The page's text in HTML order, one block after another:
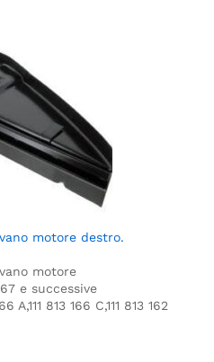
motore destro.
motore
e successive
A,111 813 166 C,111 813 162